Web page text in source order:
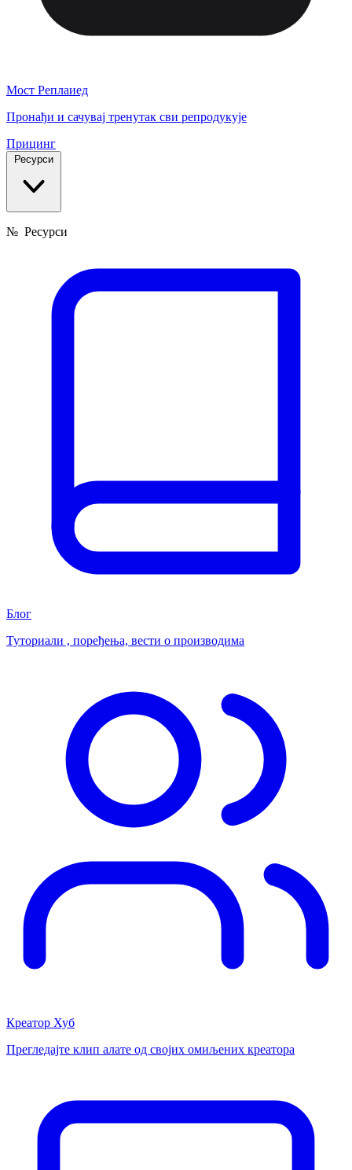
Мост Реплаиед
Пронађи и сачувај тренутак сви репродукује
Прицинг
Ресурси
№ Ресурси
Блог
Туториали , поређења, вести о производима
Креатор Хуб
Прегледајте клип алате од својих омиљених креатора